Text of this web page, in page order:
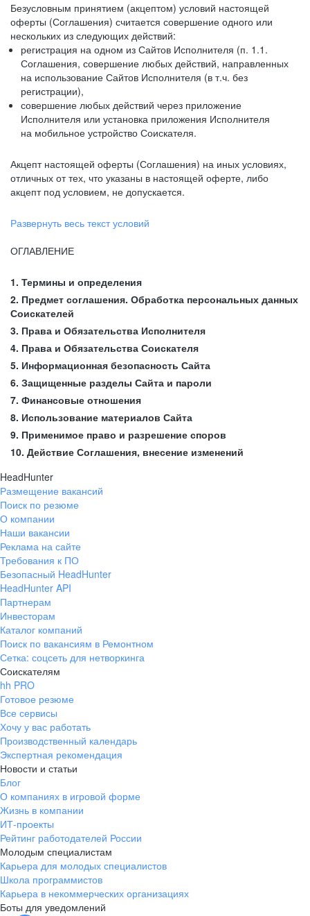
Безусловным принятием (акцептом) условий настоящей
оферты (Соглашения) считается совершение одного или
нескольких из следующих действий:
регистрация на одном из Сайтов Исполнителя (п. 1.1.
Соглашения, совершение любых действий, направленных
на использование Сайтов Исполнителя (в т.ч. без
регистрации),
совершение любых действий через приложение
Исполнителя или установка приложения Исполнителя
на мобильное устройство Соискателя.
Акцепт настоящей оферты (Соглашения) на иных условиях,
отличных от тех, что указаны в настоящей оферте, либо
акцепт под условием, не допускается.
Развернуть весь текст условий
ОГЛАВЛЕНИЕ
1. Термины и определения
2. Предмет соглашения. Обработка персональных данных
Соискателей
3. Права и Обязательства Исполнителя
4. Права и Обязательства Соискателя
5. Информационная безопасность Сайта
6. Защищенные разделы Сайта и пароли
7. Финансовые отношения
8. Использование материалов Сайта
9. Применимое право и разрешение споров
10. Действие Соглашения, внесение изменений
HeadHunter
Размещение вакансий
Поиск по резюме
О компании
Наши вакансии
Реклама на сайте
Требования к ПО
Безопасный HeadHunter
HeadHunter API
Партнерам
Инвесторам
Каталог компаний
Поиск по вакансиям в Ремонтном
Сетка: соцсеть для нетворкинга
Соискателям
hh PRO
Готовое резюме
Все сервисы
Хочу у вас работать
Производственный календарь
Экспертная рекомендация
Новости и статьи
Блог
О компаниях в игровой форме
Жизнь в компании
ИТ-проекты
Рейтинг работодателей России
Молодым специалистам
Карьера для молодых специалистов
Школа программистов
Карьера в некоммерческих организациях
Боты для уведомлений